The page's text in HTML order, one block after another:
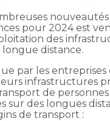
nouveautés
pour 2024 est
des
distance.
par les
infrastructures
de
sur des longues
de transport :